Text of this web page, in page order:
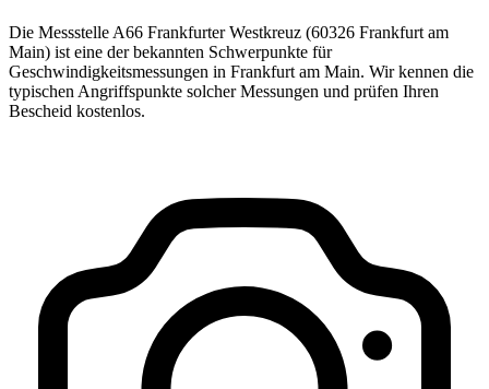
Die Messstelle A66 Frankfurter Westkreuz (60326 Frankfurt am
Main) ist eine der bekannten Schwerpunkte für
Geschwindigkeitsmessungen in Frankfurt am Main. Wir kennen die
typischen Angriffspunkte solcher Messungen und prüfen Ihren
Bescheid kostenlos.